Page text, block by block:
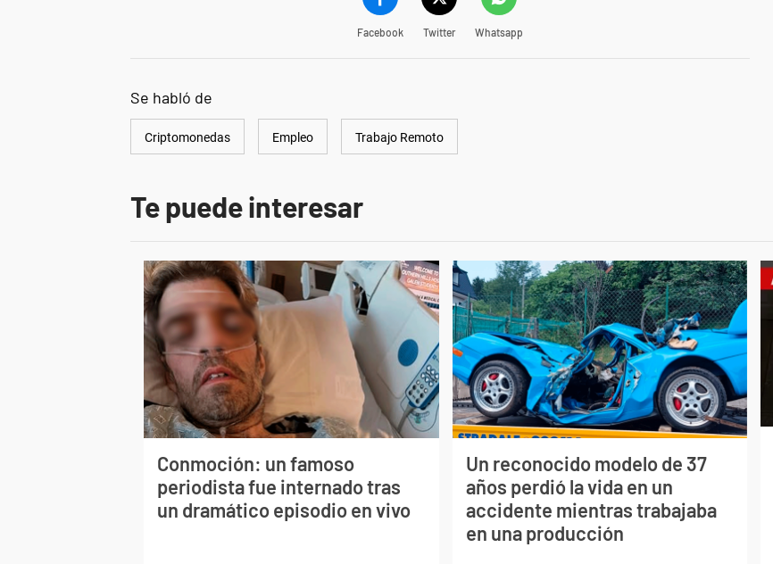
Facebook Twitter Whatsapp
Se habló de
Criptomonedas Empleo Trabajo Remoto
Te puede interesar
Conmoción: un famoso
periodista fue internado tras
un dramático episodio en vivo
Un reconocido modelo de 37
años perdió la vida en un
accidente mientras trabajaba
en una producción